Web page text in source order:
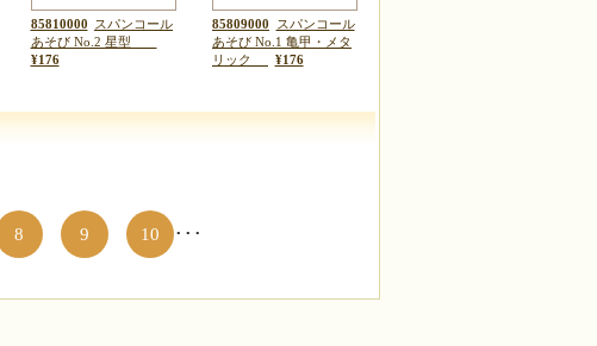
85810000 スパンコール
あそび No.2 星型
¥176
85809000
スパンコール
あそび No.1 亀甲・メタ
リック
¥176
8 9 10 ･･･